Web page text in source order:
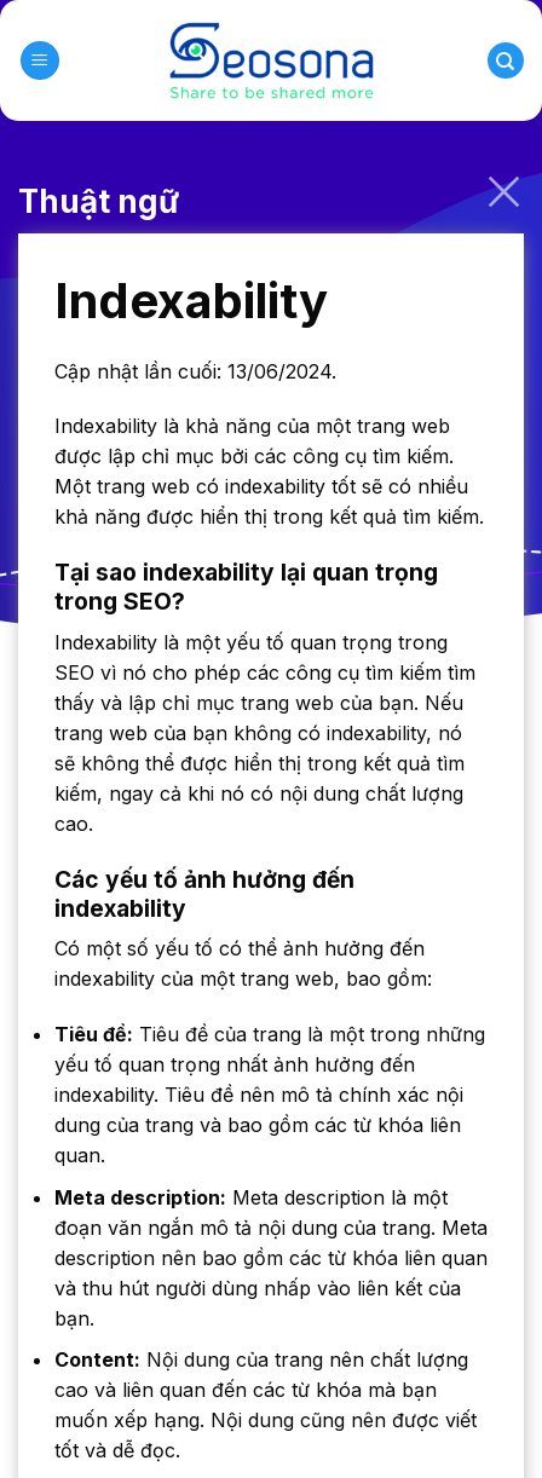
Skip
content
Thuật ngữ
Indexability
Cập nhật lần cuối: 13/06/2024.
Indexability là khả năng của một trang web
được lập chỉ mục bởi các công cụ tìm kiếm.
Một trang web có indexability tốt sẽ có nhiều
khả năng được hiển thị trong kết quả tìm kiếm.
Tại sao indexability lại quan trọng
trong SEO?
Indexability là một yếu tố quan trọng trong
SEO vì nó cho phép các công cụ tìm kiếm tìm
thấy và lập chỉ mục trang web của bạn. Nếu
trang web của bạn không có indexability, nó
sẽ không thể được hiển thị trong kết quả tìm
kiếm, ngay cả khi nó có nội dung chất lượng
cao.
Các yếu tố ảnh hưởng đến
indexability
Có một số yếu tố có thể ảnh hưởng đến
indexability của một trang web, bao gồm:
Tiêu đề: Tiêu đề của trang là một trong những
yếu tố quan trọng nhất ảnh hưởng đến
indexability. Tiêu đề nên mô tả chính xác nội
dung của trang và bao gồm các từ khóa liên
quan.
Meta description: Meta description là một
đoạn văn ngắn mô tả nội dung của trang. Meta
description nên bao gồm các từ khóa liên quan
và thu hút người dùng nhấp vào liên kết của
bạn.
Content: Nội dung của trang nên chất lượng
cao và liên quan đến các từ khóa mà bạn
muốn xếp hạng. Nội dung cũng nên được viết
tốt và dễ đọc.